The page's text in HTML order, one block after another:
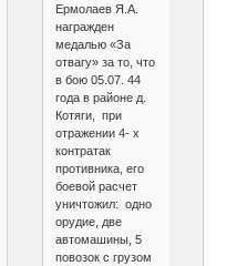
Ермолаев Я.А.
награжден
медалью «За
отвагу» за то, что
в бою 05.07. 44
года в районе д.
Котяги, при
отражении 4- х
контратак
противника, его
боевой расчет
уничтожил: одно
орудие, две
автомашины, 5
повозок с грузом